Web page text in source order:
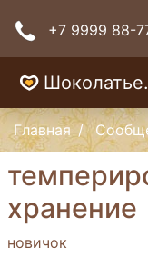
+7 9999 88-
Главная
хранение
новичок